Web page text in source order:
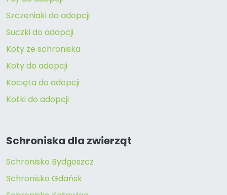
Szczeniaki do adopcji
Suczki do adopcji
Koty ze schroniska
Koty do adopcji
Kocięta do adopcji
Kotki do adopcji
Schroniska dla zwierząt
Schronisko Bydgoszcz
Schronisko Gdańsk